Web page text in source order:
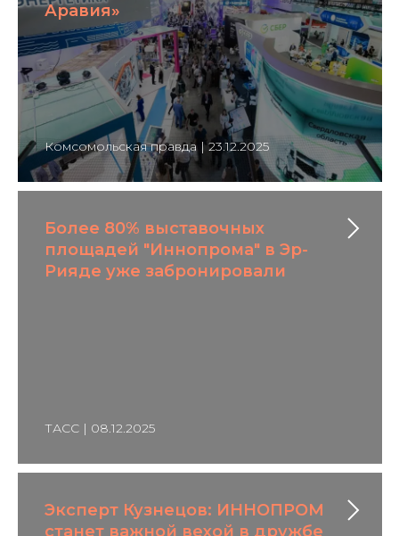
Аравия»
Комсомольская правда | 23.12.2025
Более 80% выставочных
площадей "Иннопрома" в Эр-
Рияде уже забронировали
ТАСС | 08.12.2025
Эксперт Кузнецов: ИННОПРОМ
станет важной вехой в дружбе